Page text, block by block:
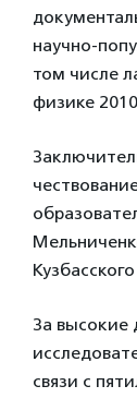
научно-
том числе
физике
За высокие
связи с